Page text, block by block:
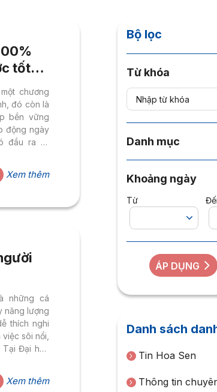
tốt
chương
đó còn là
bền vững
động ngày
đầu ra rõ
Đại học
– Thực làm
Xem thêm
những cá
năng lượng
thích nghi
sôi nổi,
Đại học
tự tin thể
chinh phục
Xem thêm
Bộ lọc
Từ khóa
Danh mục
Khoảng ngày
Từ
ÁP DỤNG
Danh sách
Tin Hoa Sen
Thông tin